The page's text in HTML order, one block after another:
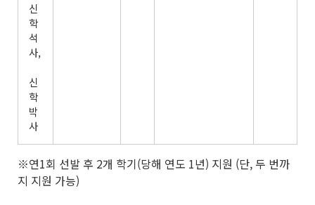
신
학
석
사,
신
학
박
사
※연1회 선발 후 2개 학기(당해 연도 1년) 지원 (단, 두 번까
지 지원 가능)